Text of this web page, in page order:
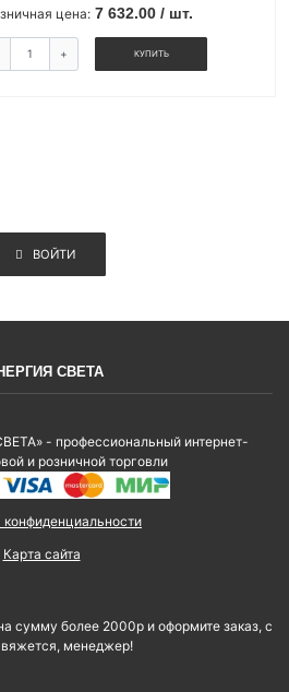
цена: 7 632.00 / шт.
+ КУПИТЬ
ВОЙТИ
СВЕТА
- профессиональный интернет-
и розничной торговли
конфиденциальности
Карта сайта
сумму более 2000р и оформите заказ, с
менеджер!